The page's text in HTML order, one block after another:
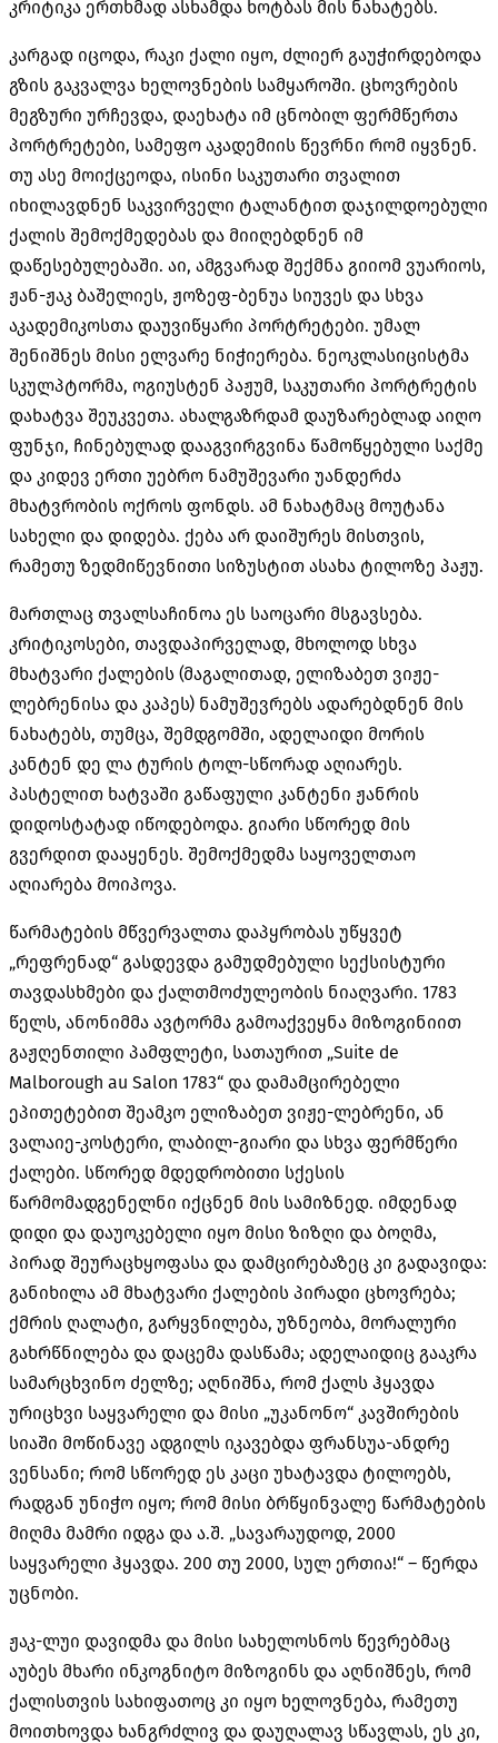
კრიტიკა ერთხმად ასხამდა ხოტბას მის ნახატებს.
კარგად იცოდა, რაკი ქალი იყო, ძლიერ გაუჭირდებოდა
გზის გაკვალვა ხელოვნების სამყაროში. ცხოვრების
მეგზური ურჩევდა, დაეხატა იმ ცნობილ ფერმწერთა
პორტრეტები, სამეფო აკადემიის წევრნი რომ იყვნენ.
თუ ასე მოიქცეოდა, ისინი საკუთარი თვალით
იხილავდნენ საკვირველი ტალანტით დაჯილდოებული
ქალის შემოქმედებას და მიიღებდნენ იმ
დაწესებულებაში. აი, ამგვარად შექმნა გიიომ ვუარიოს,
ჟან-ჟაკ ბაშელიეს, ჟოზეფ-ბენუა სიუვეს და სხვა
აკადემიკოსთა დაუვიწყარი პორტრეტები. უმალ
შენიშნეს მისი ელვარე ნიჭიერება. ნეოკლასიცისტმა
სკულპტორმა, ოგიუსტენ პაჟუმ, საკუთარი პორტრეტის
დახატვა შეუკვეთა. ახალგაზრდამ დაუზარებლად აიღო
ფუნჯი, ჩინებულად დააგვირგვინა წამოწყებული საქმე
და კიდევ ერთი უებრო ნამუშევარი უანდერძა
მხატვრობის ოქროს ფონდს. ამ ნახატმაც მოუტანა
სახელი და დიდება. ქება არ დაიშურეს მისთვის,
რამეთუ ზედმიწევნითი სიზუსტით ასახა ტილოზე პაჟუ.
მართლაც თვალსაჩინოა ეს საოცარი მსგავსება.
კრიტიკოსები, თავდაპირველად, მხოლოდ სხვა
მხატვარი ქალების (მაგალითად, ელიზაბეთ ვიჟე-
ლებრენისა და კაპეს) ნამუშევრებს ადარებდნენ მის
ნახატებს, თუმცა, შემდგომში, ადელაიდი მორის
კანტენ დე ლა ტურის ტოლ-სწორად აღიარეს.
პასტელით ხატვაში გაწაფული კანტენი ჟანრის
დიდოსტატად იწოდებოდა. გიარი სწორედ მის
გვერდით დააყენეს. შემოქმედმა საყოველთაო
აღიარება მოიპოვა.
წარმატების მწვერვალთა დაპყრობას უწყვეტ
„რეფრენად“ გასდევდა გამუდმებული სექსისტური
თავდასხმები და ქალთმოძულეობის ნიაღვარი. 1783
წელს, ანონიმმა ავტორმა გამოაქვეყნა მიზოგინიით
გაჟღენთილი პამფლეტი, სათაურით „Suite de
Malborough au Salon 1783“ და დამამცირებელი
ეპითეტებით შეამკო ელიზაბეთ ვიჟე-ლებრენი, ან
ვალაიე-კოსტერი, ლაბილ-გიარი და სხვა ფერმწერი
ქალები. სწორედ მდედრობითი სქესის
წარმომადგენელნი იქცნენ მის სამიზნედ. იმდენად
დიდი და დაუოკებელი იყო მისი ზიზღი და ბოღმა,
პირად შეურაცხყოფასა და დამცირებაზეც კი გადავიდა:
განიხილა ამ მხატვარი ქალების პირადი ცხოვრება;
ქმრის ღალატი, გარყვნილება, უზნეობა, მორალური
გახრწნილება და დაცემა დასწამა; ადელაიდიც გააკრა
სამარცხვინო ძელზე; აღნიშნა, რომ ქალს ჰყავდა
ურიცხვი საყვარელი და მისი „უკანონო“ კავშირების
სიაში მოწინავე ადგილს იკავებდა ფრანსუა-ანდრე
ვენსანი; რომ სწორედ ეს კაცი უხატავდა ტილოებს,
რადგან უნიჭო იყო; რომ მისი ბრწყინვალე წარმატების
მიღმა მამრი იდგა და ა.შ. „სავარაუდოდ, 2000
საყვარელი ჰყავდა. 200 თუ 2000, სულ ერთია!“ – წერდა
უცნობი.
ჟაკ-ლუი დავიდმა და მისი სახელოსნოს წევრებმაც
აუბეს მხარი ინკოგნიტო მიზოგინს და აღნიშნეს, რომ
ქალისთვის სახიფათოც კი იყო ხელოვნება, რამეთუ
მოითხოვდა ხანგრძლივ და დაუღალავ სწავლას, ეს კი,